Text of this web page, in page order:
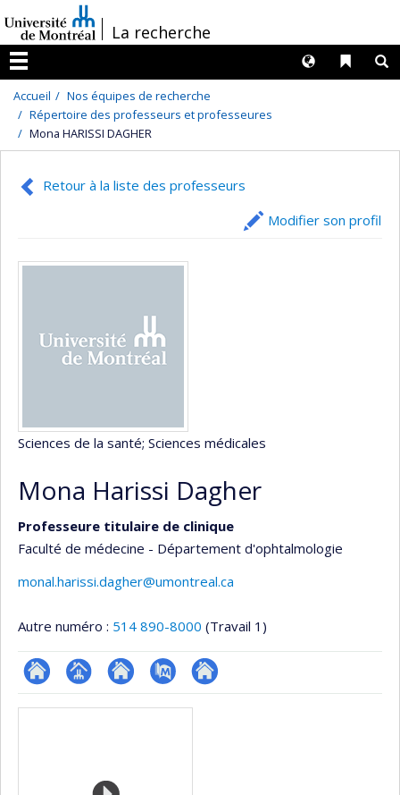
au
contenu
/La recherche
Menu
Liens
Langues
Accueil
Nos équipes de recherche
Répertoire des professeurs et professeures
Mona HARISSI DAGHER
Retour à la liste des professeurs
Modifier son profil
Sciences de la santé; Sciences médicales
Mona Harissi Dagher
Professeure titulaire de clinique
Faculté de médecine - Département d'ophtalmologie
monal.harissi.dagher@umontreal.ca
Autre numéro : 514 890-8000 (Travail 1)
ResearchGate
Page Site
de
PubMedAutre
Médias